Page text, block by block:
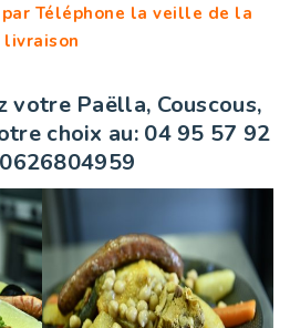
Téléphone la veille de la
livraison
votre Paëlla, Couscous,
choix au: 04 95 57 92